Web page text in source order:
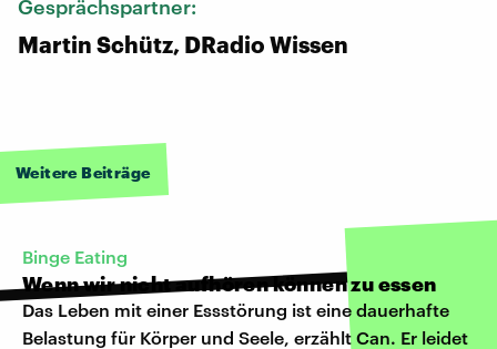
Gesprächspartner:
Martin Schütz, DRadio Wissen
Weitere Beiträge
Binge Eating
Wenn wir nicht aufhören können zu essen
Das Leben mit einer Essstörung ist eine dauerhafte
Belastung für Körper und Seele, erzählt Can. Er leidet